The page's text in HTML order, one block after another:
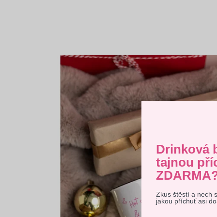
Tento
Drinková
tajnou
Zkus štěstí a nech
jakou příchuť asi